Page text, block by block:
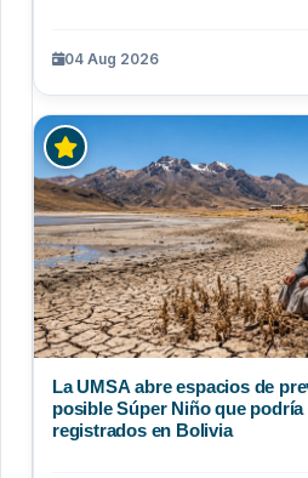
04 Aug 2026
La UMSA abre espacios de
posible Súper Niño que
registrados en Bolivia